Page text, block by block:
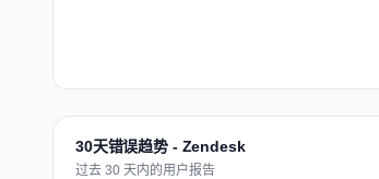
30天错误趋势 - Zendesk
过去 30 天内的用户报告